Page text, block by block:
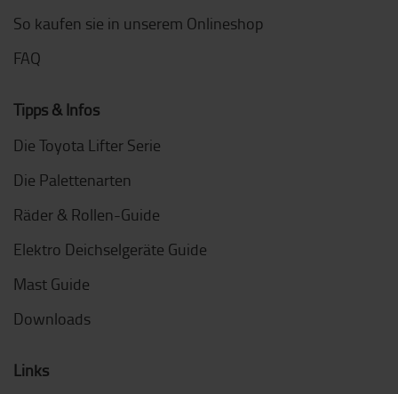
So kaufen sie in unserem Onlineshop
FAQ
Tipps & Infos
Die Toyota Lifter Serie
Die Palettenarten
Räder & Rollen-Guide
Elektro Deichselgeräte Guide
Mast Guide
Downloads
Links